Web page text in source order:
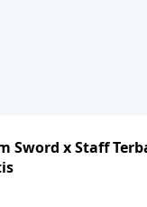
Sword x Staff